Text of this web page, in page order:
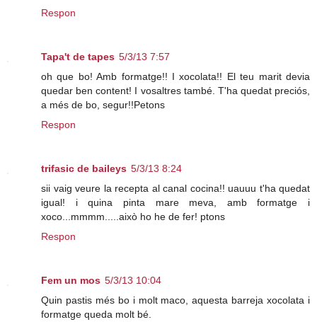
Respon
Tapa't de tapes 5/3/13 7:57
oh que bo! Amb formatge!! I xocolata!! El teu marit devia
quedar ben content! I vosaltres també. T'ha quedat preciós,
a més de bo, segur!!Petons
Respon
trifasic de baileys 5/3/13 8:24
sii vaig veure la recepta al canal cocina!! uauuu t'ha quedat
igual! i quina pinta mare meva, amb formatge i
xoco...mmmm.....això ho he de fer! ptons
Respon
Fem un mos 5/3/13 10:04
Quin pastis més bo i molt maco, aquesta barreja xocolata i
formatge queda molt bé.